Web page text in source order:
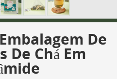
De
De Chá Em